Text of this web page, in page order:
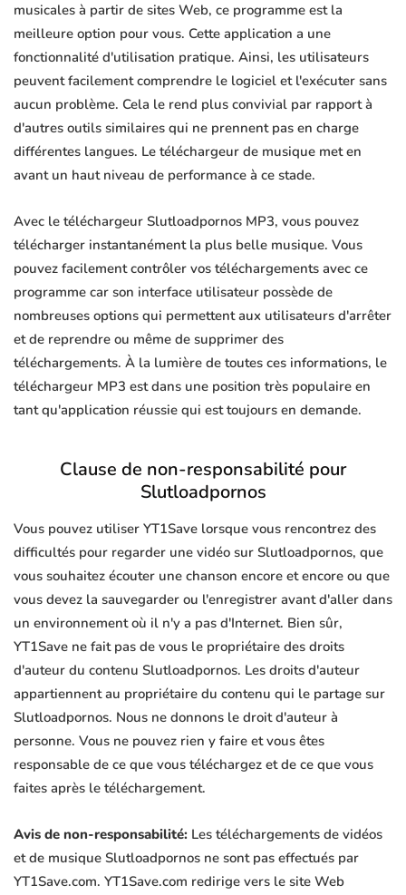
musicales à partir de sites Web, ce programme est la
meilleure option pour vous. Cette application a une
fonctionnalité d'utilisation pratique. Ainsi, les utilisateurs
peuvent facilement comprendre le logiciel et l'exécuter sans
aucun problème. Cela le rend plus convivial par rapport à
d'autres outils similaires qui ne prennent pas en charge
différentes langues. Le téléchargeur de musique met en
avant un haut niveau de performance à ce stade.
Avec le téléchargeur Slutloadpornos MP3, vous pouvez
télécharger instantanément la plus belle musique. Vous
pouvez facilement contrôler vos téléchargements avec ce
programme car son interface utilisateur possède de
nombreuses options qui permettent aux utilisateurs d'arrêter
et de reprendre ou même de supprimer des
téléchargements. À la lumière de toutes ces informations, le
téléchargeur MP3 est dans une position très populaire en
tant qu'application réussie qui est toujours en demande.
Clause de non-responsabilité pour
Slutloadpornos
Vous pouvez utiliser YT1Save lorsque vous rencontrez des
difficultés pour regarder une vidéo sur Slutloadpornos, que
vous souhaitez écouter une chanson encore et encore ou que
vous devez la sauvegarder ou l'enregistrer avant d'aller dans
un environnement où il n'y a pas d'Internet. Bien sûr,
YT1Save ne fait pas de vous le propriétaire des droits
d'auteur du contenu Slutloadpornos. Les droits d'auteur
appartiennent au propriétaire du contenu qui le partage sur
Slutloadpornos. Nous ne donnons le droit d'auteur à
personne. Vous ne pouvez rien y faire et vous êtes
responsable de ce que vous téléchargez et de ce que vous
faites après le téléchargement.
Avis de non-responsabilité: Les téléchargements de vidéos
et de musique Slutloadpornos ne sont pas effectués par
YT1Save.com. YT1Save.com redirige vers le site Web